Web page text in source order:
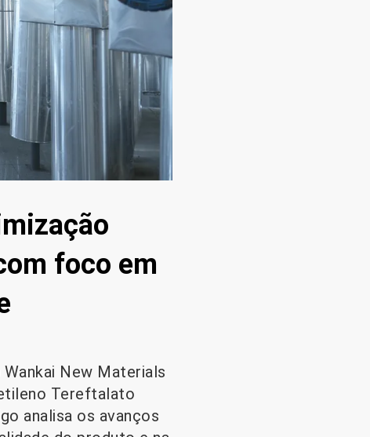
foco em
New Materials
Tereftalato
analisa os avanços